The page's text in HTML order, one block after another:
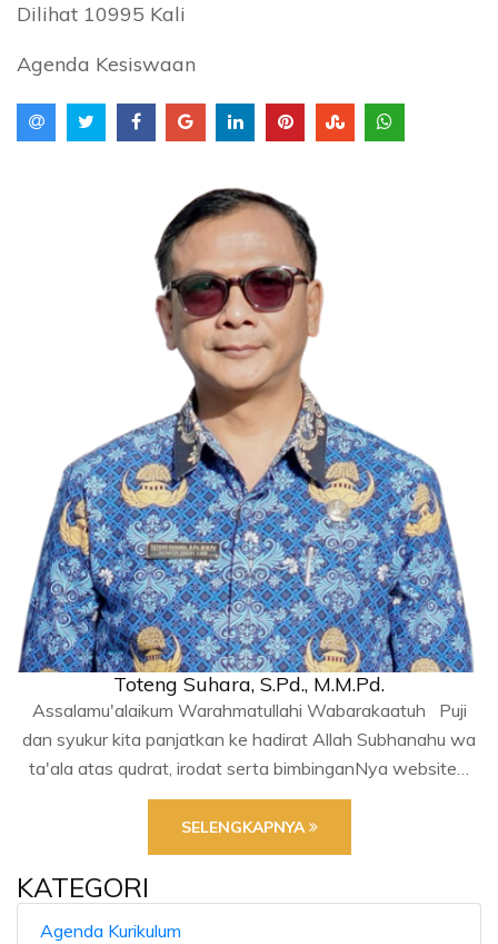
Dilihat 10995 Kali
Agenda Kesiswaan
Toteng Suhara, S.Pd., M.M.Pd.
Assalamu'alaikum Warahmatullahi Wabarakaatuh Puji
dan syukur kita panjatkan ke hadirat Allah Subhanahu wa
ta'ala atas qudrat, irodat serta bimbinganNya website…
SELENGKAPNYA
KATEGORI
Agenda Kurikulum